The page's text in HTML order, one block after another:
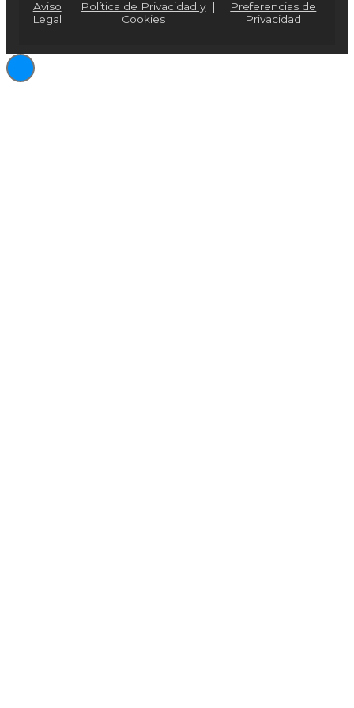
Aviso
Legal
|
Política de Privacidad y
Cookies
|
Preferencias de
Privacidad